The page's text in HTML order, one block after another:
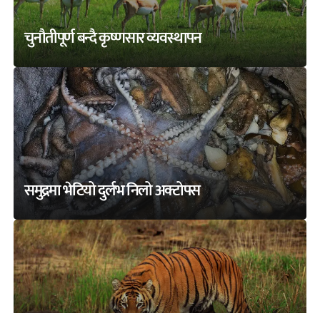
चुनौतीपूर्ण बन्दै कृष्णसार व्यवस्थापन
समुद्रमा भेटियो दुर्लभ निलो अक्टोपस